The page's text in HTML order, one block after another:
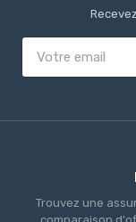
Trouvez une